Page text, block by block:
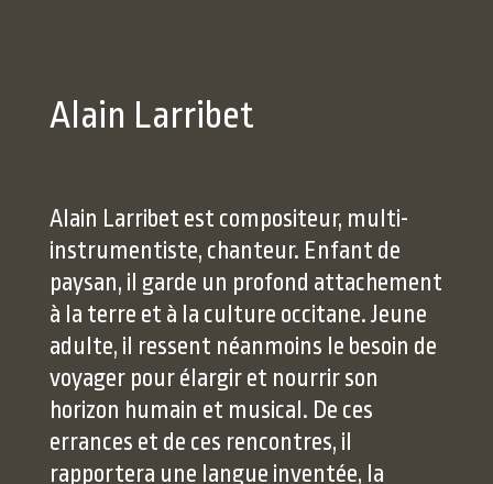
Alain Larribet
Alain Larribet est compositeur, multi-
instrumentiste, chanteur. Enfant de
paysan, il garde un profond attachement
à la terre et à la culture occitane. Jeune
adulte, il ressent néanmoins le besoin de
voyager pour élargir et nourrir son
horizon humain et musical. De ces
errances et de ces rencontres, il
rapportera une langue inventée, la